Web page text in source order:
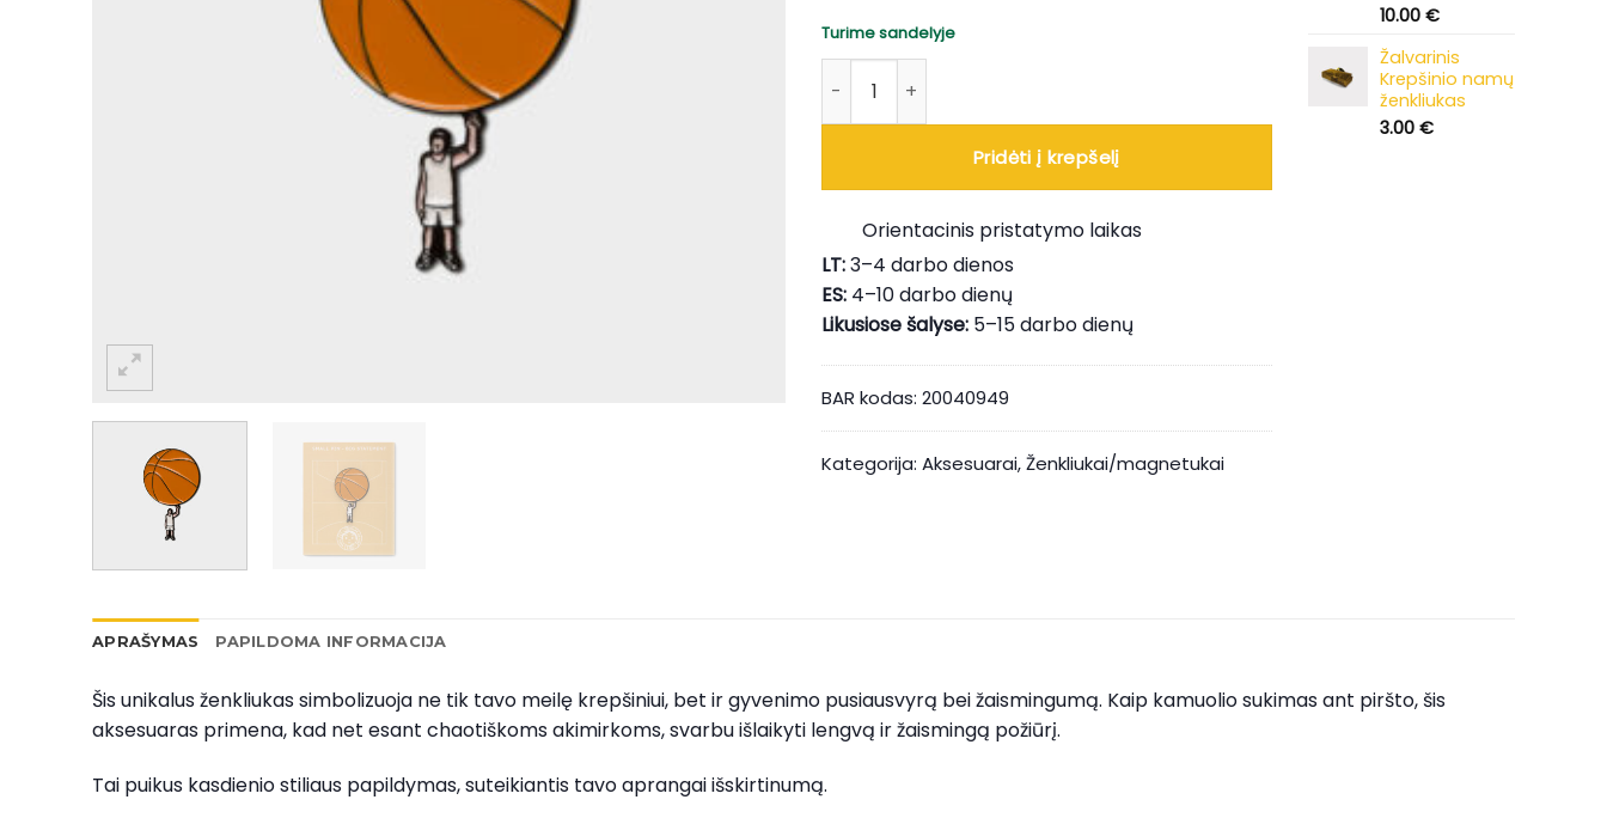
Turime sandelyje
Pridėti į krepšelį
Orientacinis pristatymo laikas
LT:3–4 darbo dienos
ES: 4–10 darbo dienų
Likusiose šalyse: 5–15 darbo dienų
BAR kodas: 20040949
Kategorija: Aksesuarai,Ženkliukai/magnetukai
10.00 €
Žalvarinis
Krepšinio namų
ženkliukas
3.00 €
APRAŠYMAS PAPILDOMA INFORMACIJA
Šis unikalus ženkliukas simbolizuoja ne tik tavo meilę krepšiniui, bet ir gyvenimo pusiausvyrą bei žaismingumą. Kaip kamuolio sukimas ant piršto, šis
aksesuaras primena, kad net esant chaotiškoms akimirkoms, svarbu išlaikyti lengvą ir žaismingą požiūrį.
Tai puikus kasdienio stiliaus papildymas, suteikiantis tavo aprangai išskirtinumą.